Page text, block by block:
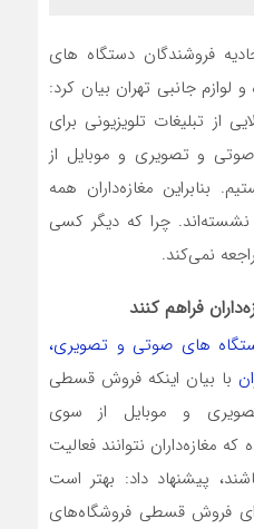
فروشندگان دستگاه های
جانبی تهران بیان کرد:
از تبلیغات تلویزیونی برای
و تصویری و موبایل از
بنابراین مغازه‌داران همه
چرا که دیگر کسی
نمی‌کند.
فراهم کنند
های صوتی و تصویری،
با بیان اینکه فروش قسطی
و موبایل از سوی
مغازه‌داران نتوانند فعالیت
پیشنهاد داد: بهتر است
فروش قسطی فروشگاه‌های